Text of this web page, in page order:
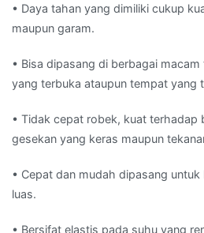
• Daya tahan yang dimiliki cukup
maupun garam.
• Bisa dipasang di berbagai
yang terbuka ataupun tempat yang
• Tidak cepat robek, kuat terhadap
gesekan yang keras maupun
• Cepat dan mudah dipasang
luas.
• Bersifat elastis pada suhu yang